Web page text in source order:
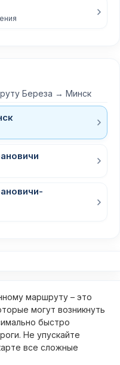
Береза → Минск
маршруту – это
могут возникнуть
быстро
Не упускайте
все сложные